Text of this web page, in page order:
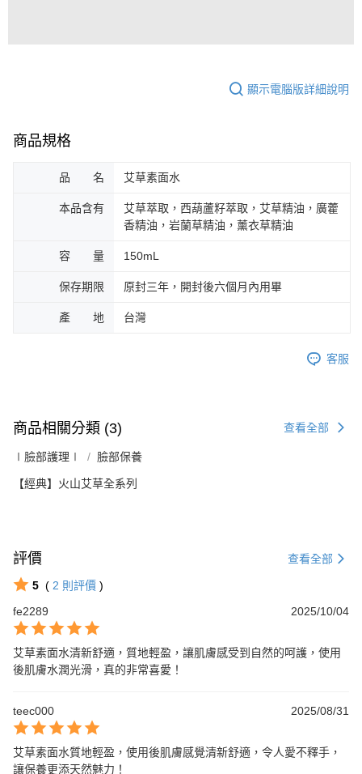
顯示電腦版詳細說明
商品規格
品 名 艾草素面水
本品含有
艾草萃取，西葫蘆籽萃取，艾草精油，廣藿
香精油，岩蘭草精油，薰衣草精油
容 量 150mL
保存期限 原封三年，開封後六個月內用畢
產 地 台灣
客服
商品相關分類 (3) 查看全部
∣臉部護理∣ 臉部保養
【經典】火山艾草全系列
評價 查看全部
5 ( 2 則評價 )
fe2289
2025/10/04
艾草素面水清新舒適，質地輕盈，讓肌膚感受到自然的呵護，使用
後肌膚水潤光滑，真的非常喜愛！
teec000 2025/08/31
艾草素面水質地輕盈，使用後肌膚感覺清新舒適，令人愛不釋手，
讓保養更添天然魅力！